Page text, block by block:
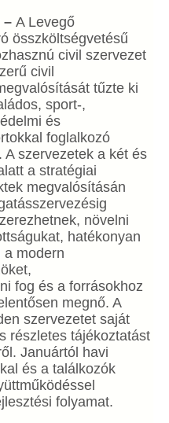
– A Levegő
összköltségvetésű
civil szervezet
civil
tűzte ki
sport-,
és
foglalkozó
szervezetek a két és
a stratégiai
megvalósításán
növelni
hatékonyan
a modern
fog és a forrásokhoz
megnő. A
szervezetet saját
részletes tájékoztatást
Januártól havi
és a találkozók
folyamat.